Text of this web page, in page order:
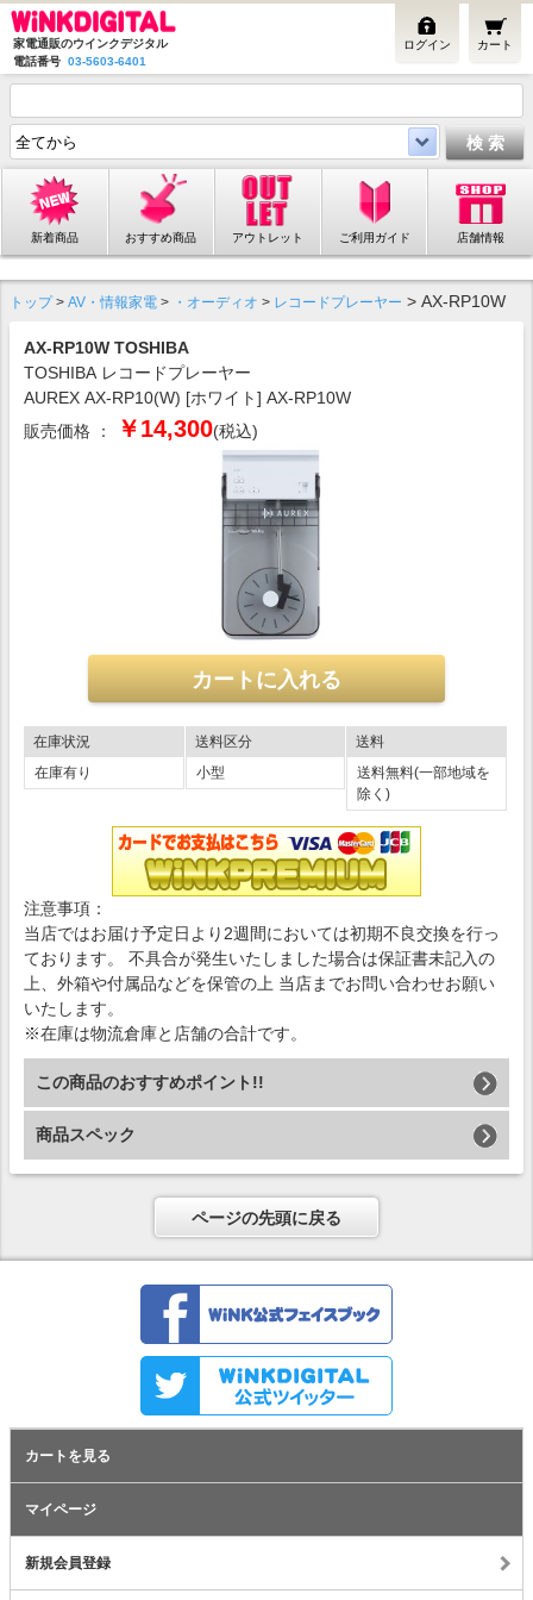
家電通販のウインクデジタル
電話番号 03-5603-6401
カート
ログイン
新着商品 おすすめ商品 アウトレット ご利用ガイド 店舗情報
トップ> AV・情報家電 > ・オーディオ > レコードプレーヤー > AX-RP10W
AX-RP10W TOSHIBA
TOSHIBA レコードプレーヤー
AUREX AX-RP10(W) [ホワイト] AX-RP10W
販売価格 ：
￥14,300(税込)
在庫状況
在庫有り
送料区分
小型
送料
送料無料(一部地域を
除く)
注意事項：
当店ではお届け予定日より2週間においては初期不良交換を行っ
ております。 不具合が発生いたしました場合は保証書未記入の
上、外箱や付属品などを保管の上 当店までお問い合わせお願い
いたします。
※在庫は物流倉庫と店舗の合計です。
この商品のおすすめポイント!!
商品スペック
ページの先頭に戻る
カートを見る
マイページ
新規会員登録